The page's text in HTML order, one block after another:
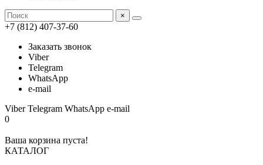
×
+7 (812) 407-37-60
Заказать звонок
Viber
Telegram
WhatsApp
e-mail
ViberTelegram WhatsApp e-mail
0
Ваша корзина пуста!
КАТАЛОГ